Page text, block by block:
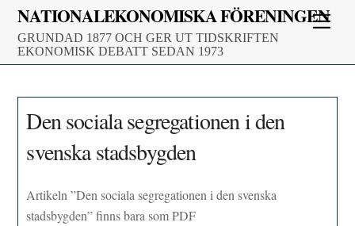
Skip
content
NATIONALEKONOMISKA FÖRENINGEN
GRUNDAD 1877 OCH GER UT TIDSKRIFTEN
EKONOMISK DEBATT SEDAN 1973
Den sociala segregationen i den
svenska stadsbygden
Artikeln ”Den sociala segregationen i den svenska
stadsbygden” finns bara som PDF